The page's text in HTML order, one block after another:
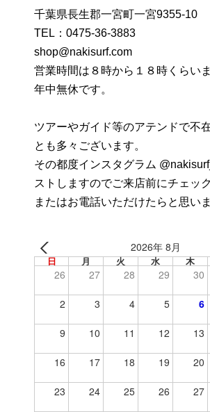
千葉県長生郡一宮町一宮9355-10
TEL： 0475-36-3883
shop@nakisurf.com
営業時間は８時から１８時くらい
年中無休です。
ツアーやガイド等のアテンドで不
とも多々ございます。
その都度インスタグラム
ストしますのでご来店前にチェッ
またはお電話いただけたらと思いま
2026年 8月
日 月 火 水 木
26 27 28 29 30
2 3 4 5 6
9 10 11 12 13
16 17 18 19 20
23 24 25 26 27